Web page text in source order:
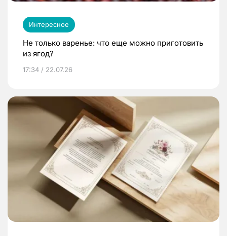
Интересное
Не только варенье: что еще можно приготовить
из ягод?
17:34 / 22.07.26